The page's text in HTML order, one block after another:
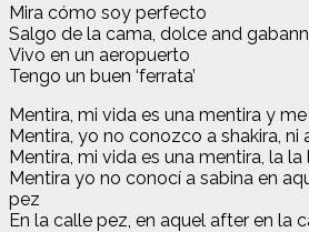
Mira cómo soy perfecto
Salgo de la cama, dolce and
Vivo en un aeropuerto
Tengo un buen ‘ferrata’
Mentira, mi vida es una mentira y
Mentira, yo no conozco a shakira, ni
Mentira, mi vida es una mentira, la la
Mentira yo no conocí a sabina en
pez
En la calle pez, en aquel after en la